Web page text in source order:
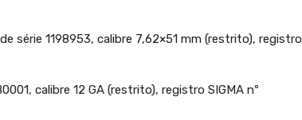
série 1198953, calibre 7,62×51 mm (restrito), registro
calibre 12 GA (restrito), registro SIGMA nº